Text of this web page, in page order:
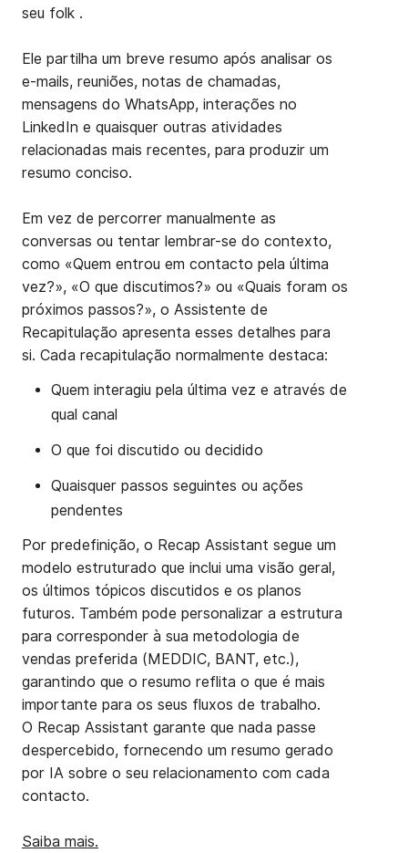
seu folk .
Ele partilha um breve resumo após analisar os
e-mails, reuniões, notas de chamadas,
mensagens do WhatsApp, interações no
LinkedIn e quaisquer outras atividades
relacionadas mais recentes, para produzir um
resumo conciso.
Em vez de percorrer manualmente as
conversas ou tentar lembrar-se do contexto,
como «Quem entrou em contacto pela última
vez?», «O que discutimos?» ou «Quais foram os
próximos passos?», o Assistente de
Recapitulação apresenta esses detalhes para
si. Cada recapitulação normalmente destaca:
Quem interagiu pela última vez e através de
qual canal
O que foi discutido ou decidido
Quaisquer passos seguintes ou ações
pendentes
Por predefinição, o Recap Assistant segue um
modelo estruturado que inclui uma visão geral,
os últimos tópicos discutidos e os planos
futuros. Também pode personalizar a estrutura
para corresponder à sua metodologia de
vendas preferida (MEDDIC, BANT, etc.),
garantindo que o resumo reflita o que é mais
importante para os seus fluxos de trabalho.
O Recap Assistant garante que nada passe
despercebido, fornecendo um resumo gerado
por IA sobre o seu relacionamento com cada
contacto.
Saiba mais.